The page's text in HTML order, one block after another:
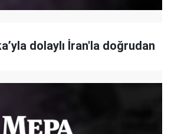
dolaylı İran'la doğrudan